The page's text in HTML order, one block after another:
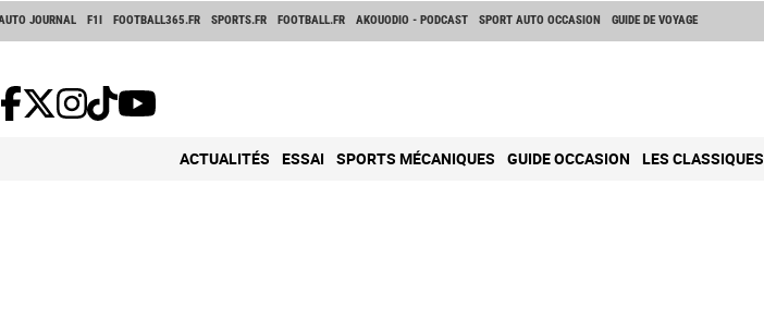
JOURNAL F1I FOOTBALL365.FR SPORTS.FR FOOTBALL.FR AKOUODIO - PODCAST SPORT AUTO OCCASION GUIDE DE VOYAGE
ACTUALITÉS ESSAI SPORTS MÉCANIQUES GUIDE OCCASION LES CLASSIQUES